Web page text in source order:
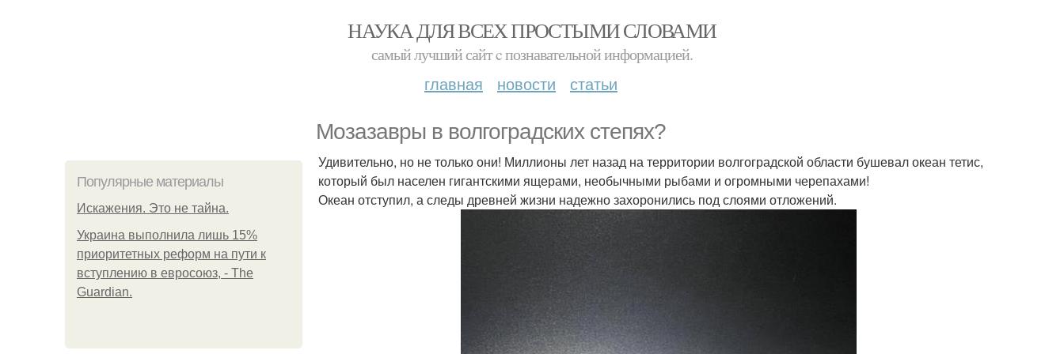
НАУКА ДЛЯ ВСЕХ ПРОСТЫМИ СЛОВАМИ
самый лучший сайт c познавательной информацией.
главная новости статьи
Мозазавры в волгоградских степях?
Популярные материалы
Искажения. Это не тайна.
Украина выполнила лишь 15%
приоритетных реформ на пути к
вступлению в евросоюз, - The
Guardian.
Удивительно, но не только они! Миллионы лет назад на территории волгоградской области бушевал океан тетис,
который был населен гигантскими ящерами, необычными рыбами и огромными черепахами!
Океан отступил, а следы древней жизни надежно захоронились под слоями отложений.